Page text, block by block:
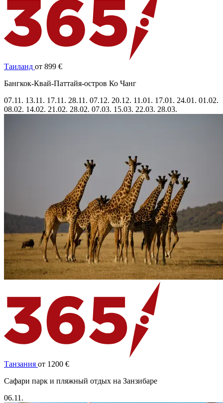
Таиланд от 899 €
Бангкок-Квай-Паттайя-остров Ко Чанг
07.11. 13.11. 17.11. 28.11. 07.12. 20.12. 11.01. 17.01. 24.01. 01.02.
08.02. 14.02. 21.02. 28.02. 07.03. 15.03. 22.03. 28.03.
Танзания от 1200 €
Cафари парк и пляжный отдых на Занзибаре
06.11.